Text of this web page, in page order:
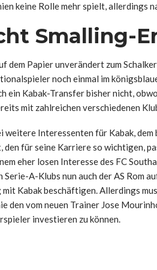
keine Rolle mehr spielt, allerdings
Smalling-
dem Papier unverändert zum
noch einmal im
ein Kabak-Transfer bisher nicht,
mit zahlreichen verschiedenen
weitere Interessenten für Kabak,
für seine Karriere so wichtigen,
eher losen Interesse des FC
A-Klubs nun auch der AS Rom
Kabak beschäftigen. Allerdings
den vom neuen Trainer Jose
investieren zu können.